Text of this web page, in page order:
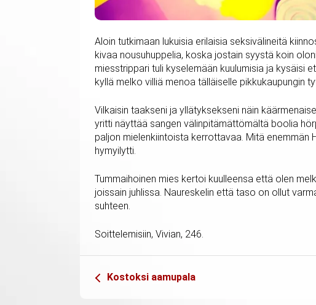
Aloin tutkimaan lukuisia erilaisia seksivälineitä
kivaa nousuhuppelia, koska jostain syystä koin
miesstrippari tuli kyselemään kuulumisia ja kysäisi
kyllä melko villiä menoa tälläiselle pikkukaupungin
Vilkaisin taakseni ja yllätyksekseni näin
yritti näyttää sangen välinpitämättömältä boolia
paljon mielenkiintoista kerrottavaa. Mitä enemmän
hymyilytti.
Tummaihoinen mies kertoi kuulleensa että olen
joissain juhlissa. Naureskelin että taso on ollut
suhteen.
Soittelemisiin, Vivian, 246.
Kostoksi aamupala